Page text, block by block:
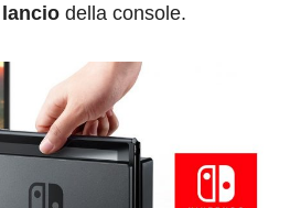
della console.